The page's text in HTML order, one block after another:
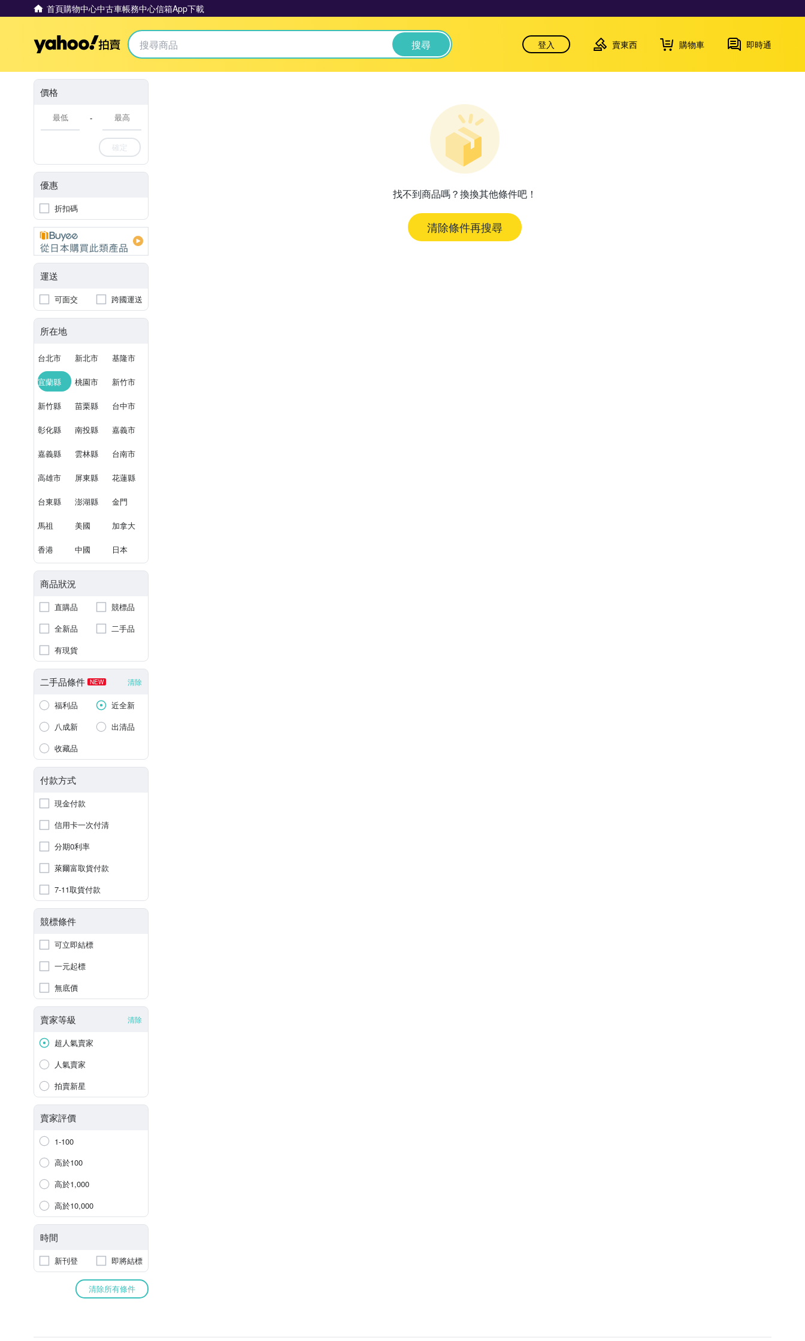
首頁購物中心中古車帳務中心信箱App下載
Yahoo拍賣 搜尋 登入 賣東西 購物車 即時通
價格
-
確定
優惠
折扣碼
運送
可面交 跨國運送
所在地
台北市 新北市 基隆市
宜蘭縣 桃園市 新竹市
新竹縣 苗栗縣 台中市
彰化縣 南投縣 嘉義市
嘉義縣 雲林縣 台南市
高雄市 屏東縣 花蓮縣
台東縣 澎湖縣 金門
馬祖 美國 加拿大
香港 中國 日本
商品狀況
直購品
競標品
全新品
二手品
有現貨
二手品條件 NEW 清除
福利品
近全新
八成新
出清品
收藏品
付款方式
現金付款
信用卡一次付清
分期0利率
萊爾富取貨付款
7-11取貨付款
競標條件
可立即結標
一元起標
無底價
賣家等級 清除
超人氣賣家
人氣賣家
拍賣新星
賣家評價
1-100
高於100
高於1,000
高於10,000
時間
新刊登 即將結標
清除所有條件
找不到商品嗎？換換其他條件吧！
清除條件再搜尋